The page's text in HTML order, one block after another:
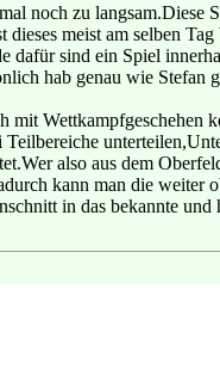
noch zu
meist am selben
dafür sind ein Spiel
hab genau wie
Wettkampfgeschehen
also aus dem
kann man die
in das bekannte